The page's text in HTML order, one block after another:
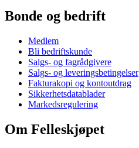
Bonde og bedrift
Medlem
Bli bedriftskunde
Salgs- og fagrådgivere
Salgs- og leveringsbetingelser
Fakturakopi og kontoutdrag
Sikkerhetsdatablader
Markedsregulering
Om Felleskjøpet